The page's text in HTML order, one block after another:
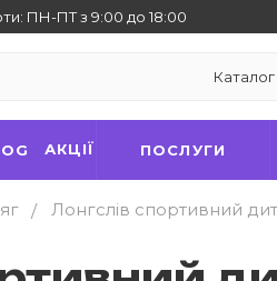
ПН-ПТ з 9:00 до 18:00
Каталог
АКЦІЇ ПОСЛУГИ
Лонгслів спортивний